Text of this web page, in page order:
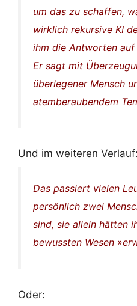
um das zu schaffen,
wirklich rekursive KI
ihm die Antworten
Er sagt mit
überlegener Mensch
atemberaubendem
Und im weiteren Verlauf:
Das passiert vielen
persönlich zwei
sind, sie allein hätten
bewussten Wesen
Oder: